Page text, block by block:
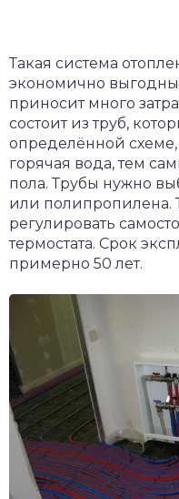
Такая система
экономично
приносит много
состоит из труб,
определённой схеме,
горячая вода, тем
пола. Трубы нужно
или полипропилена.
регулировать
термостата. Срок
примерно 50 лет.